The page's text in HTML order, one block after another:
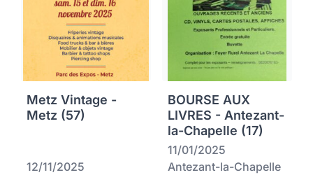
Metz Vintage -
Metz (57)
12/11/2025
BOURSE AUX
LIVRES - Antezant-
la-Chapelle (17)
11/01/2025
Antezant-la-Chapelle